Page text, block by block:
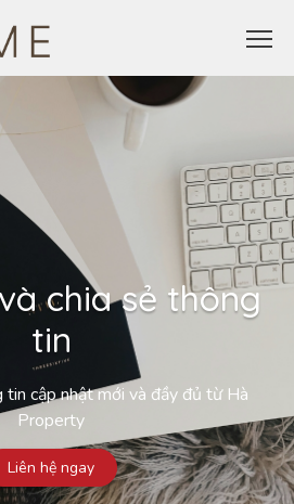
chia sẻ thông
tin
cập nhật mới và đầy đủ từ Hà
Property
Liên hệ ngay